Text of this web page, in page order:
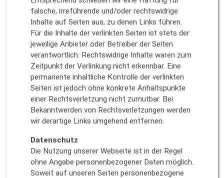
falsche, irreführende und/oder rechtswidrige
Inhalte auf Seiten aus, zu denen Links führen.
Für die Inhalte der verlinkten Seiten ist stets der
jeweilige Anbieter oder Betreiber der Seiten
verantwortlich. Rechtswidrige Inhalte waren zum
Zeitpunkt der Verlinkung nicht erkennbar. Eine
permanente inhaltliche Kontrolle der verlinkten
Seiten ist jedoch ohne konkrete Anhaltspunkte
einer Rechtsverletzung nicht zumutbar. Bei
Bekanntwerden von Rechtsverletzungen werden
wir derartige Links umgehend entfernen.
Datenschutz
Die Nutzung unserer Webseite ist in der Regel
ohne Angabe personenbezogener Daten möglich.
Soweit auf unseren Seiten personenbezogene